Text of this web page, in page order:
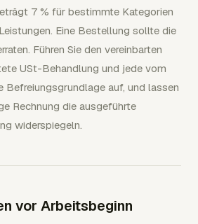
7 % für bestimmte Kategorien
Eine Bestellung sollte die
Führen Sie den vereinbarten
USt-Behandlung und jede vom
Befreiungsgrundlage auf, und lassen
Rechnung die ausgeführte
widerspiegeln.
vor Arbeitsbeginn